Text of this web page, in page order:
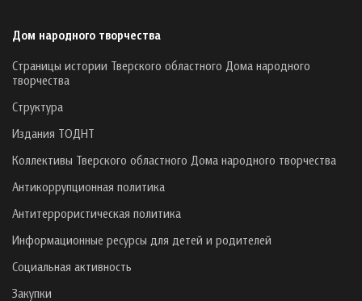
Дом народного творчества
Страницы истории Тверского областного Дома народного
творчества
Структура
Издания ТОДНТ
Коллективы Тверского областного Дома народного творчества
Антикоррупционная политика
Антитеррористическая политика
Информационные ресурсы для детей и родителей
Социальная активность
Закупки